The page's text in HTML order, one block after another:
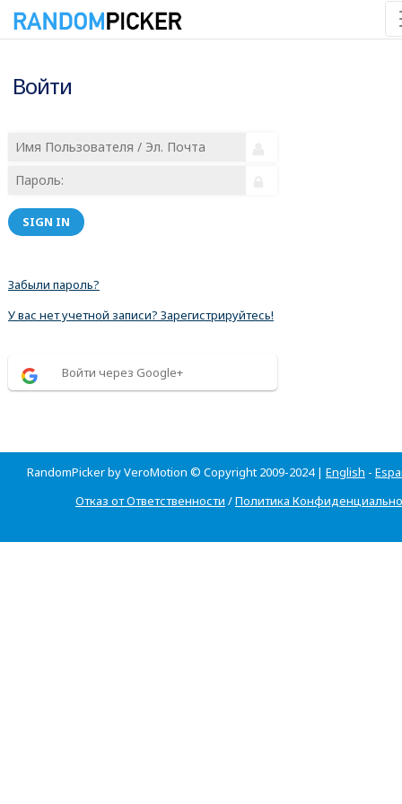
Войти
SIGN IN
Забыли пароль?
У вас нет учетной записи? Зарегистрируйтесь!
Войти через Google+
RandomPicker by VeroMotion © Copyright 2009-2024 | English -
Отказ от Ответственности /Политика